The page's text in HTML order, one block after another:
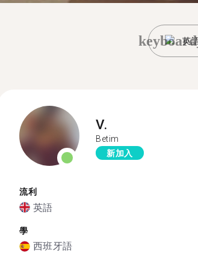
英
V.
Betim
新加入
流利
英語
學
西班牙語